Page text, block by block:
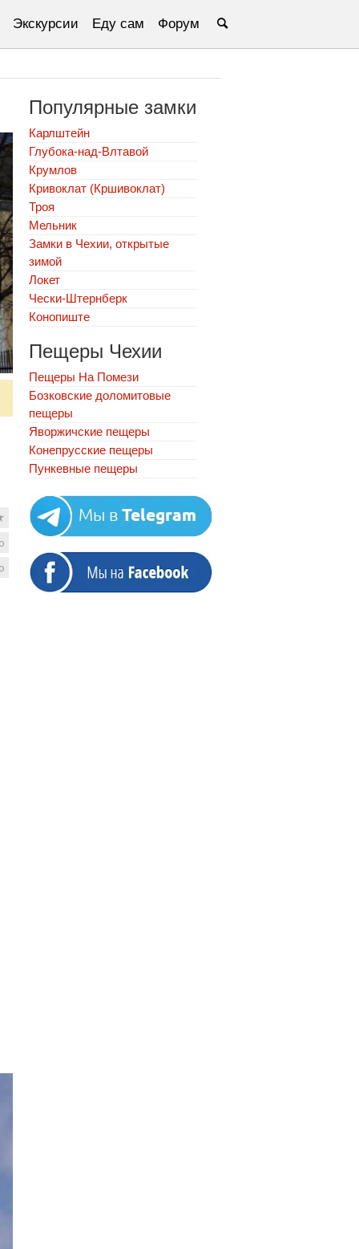
Экскурсии Еду сам Форум
Популярные замки
Карлштейн
Глубока-над-Влтавой
Крумлов
Кривоклат (Кршивоклат)
Троя
Мельник
Замки в Чехии, открытые
зимой
Локет
Чески-Штернберк
Конопиште
Пещеры Чехии
Пещеры На Помези
Бозковские доломитовые
пещеры
Яворжичские пещеры
Конепрусские пещеры
Пункевныe пещеры